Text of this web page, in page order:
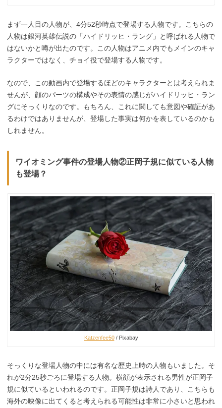
まず一人目の人物が、4分52秒時点で登場する人物です。こちらの
人物は銀河英雄伝説の「ハイドリッヒ・ラング」と呼ばれる人物で
はないかと噂が出たのです。この人物はアニメ内でもメインのキャ
ラクターではなく、チョイ役で登場する人物です。
なので、この動画内で登場するほどのキャラクターとは考えられま
せんが、顔のパーツの構成やその表情の感じがハイドリッヒ・ラン
グにそっくりなのです。もちろん、これに関しても意図や確証があ
るわけではありませんが、登場した事実は何かを表しているのかも
しれません。
ワイオミング事件の登場人物②正岡子規に似ている人物
も登場？
Katzenfee50/ Pixabay
そっくりな登場人物の中には有名な歴史上時の人物もいました。そ
れが2分25秒ごろに登場する人物。横顔が表示される男性が正岡子
規に似ているといわれるのです。正岡子規は詩人であり、こちらも
海外の映像に出てくると考えられる可能性は非常に小さいと思われ